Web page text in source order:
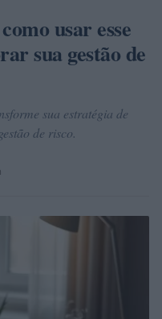
usar esse
sua gestão de
sua estratégia de
de risco.